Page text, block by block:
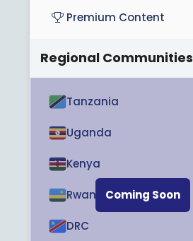
Premium Content
Regional Communities
Coming Soon
Tanzania
Uganda
Kenya
Rwanda
DRC